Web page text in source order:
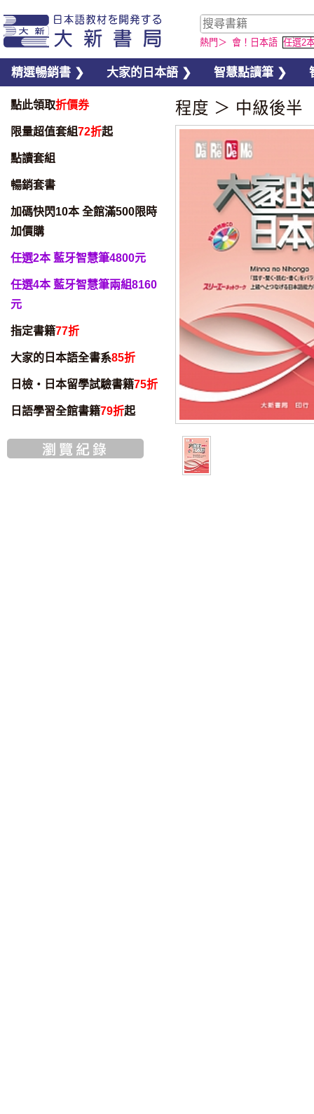
熱門＞ 會！日本語 任選2
精選暢銷書 ❯ 大家的日本語 ❯ 智慧點讀筆 ❯
點此領取折價券
限量超值套組72折起
點讀套組
暢銷套書
加碼快閃10本 全館滿500限時
加價購
任選2本 藍牙智慧筆4800元
任選4本 藍牙智慧筆兩組8160
元
指定書籍77折
大家的日本語全書系85折
日檢・日本留學試驗書籍75折
日語學習全館書籍79折起
程度 ＞ 中級後半